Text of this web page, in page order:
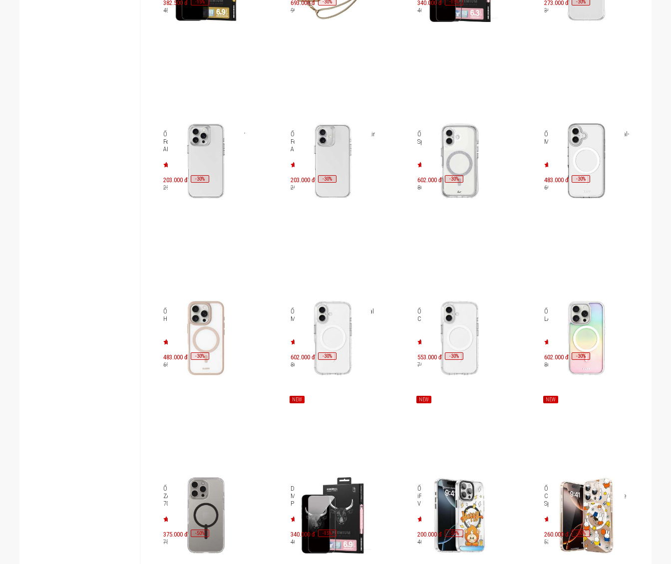
382.500 đ -15%
450.000 đ
693.000 đ -30%
990.000 đ
340.000 đ -15%
400.000 đ
273.000 đ -30%
390.000 đ
Ốp lưng iPhone 16 Pro UNIQ Air
Fender [UNIQ-IP6.3P(2024)-
AIRFNUD]
203.000 đ -30%
290.000 đ
Ốp lưng iPhone 16 Plus UNIQ Air
Fender [UNIQ-IP6.7(2024)-
AIRFNUD]
203.000 đ -30%
290.000 đ
Ốp lưng iPhone 16 LAUT Aero
Sparkle L_IP24A_AS
602.000 đ -30%
860.000 đ
Ốp lưng iPhone 16 LAUT Crystal-
M L_IP24A_CRM
483.000 đ -30%
690.000 đ
Ốp lưng iPhone 16 Pro LAUT
Huex Protect L_IP24B_HPT
483.000 đ -30%
690.000 đ
Ốp lưng iPhone 16 LAUT Crystal
Matter X L_IP24A_CMX
602.000 đ -30%
860.000 đ
Ốp lưng iPhone 16 Plus LAUT
Crystal Matter X L_IP24C_CMX
553.000 đ -30%
790.000 đ
Ốp lưng iPhone 16 Pro Max
LAUT Holo L_IP24D_HO
602.000 đ -30%
860.000 đ
Ốp lưng iPhone 16 Pro Max
ZAGG Crystal Palace Snap
702316292/702315045
375.000 đ -50%
750.000 đ
NEW
Dán cường lực iPhone 16 Pro
Max Mipow Kingbull HD
Premium Silk BJ604-BK
340.000 đ -15%
400.000 đ
NEW
Ốp lưng chống sốc Magsafe
iPhone 16 Pro Max Innostyle
Vibes Leo MPC-B01-16PM
200.000 đ -50%
400.000 đ
NEW
Ốp lưng iPhone 16 Pro Mipow
Collab Miffy Premium Magsafe
Sport MGM16B-MS
260.000 đ -50%
520.000 đ